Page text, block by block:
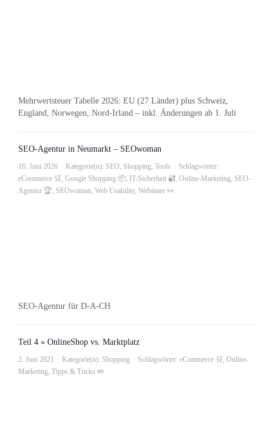
Mehrwertsteuer Tabelle 2026: EU (27 Länder) plus Schweiz,
England, Norwegen, Nord-Irland – inkl. Änderungen ab 1. Juli
SEO-Agentur in Neumarkt – SEOwoman
16. Juni 2026 Kategorie(n): SEO, Shopping, Tools
Schlagwörter:
eCommerce 🛒, Google Shopping 📦, IT-Sicherheit 🔐, Online-Marketing, SEO-
Agentur 🏆, SEOwoman, Web Usability, Webinare 👀
SEO-Agentur für D-A-CH
Teil 4 » OnlineShop vs. Marktplatz
2. Juni 2021 Kategorie(n): Shopping Schlagwörter: eCommerce 🛒, Online-
Marketing, Tipps & Tricks ✏️